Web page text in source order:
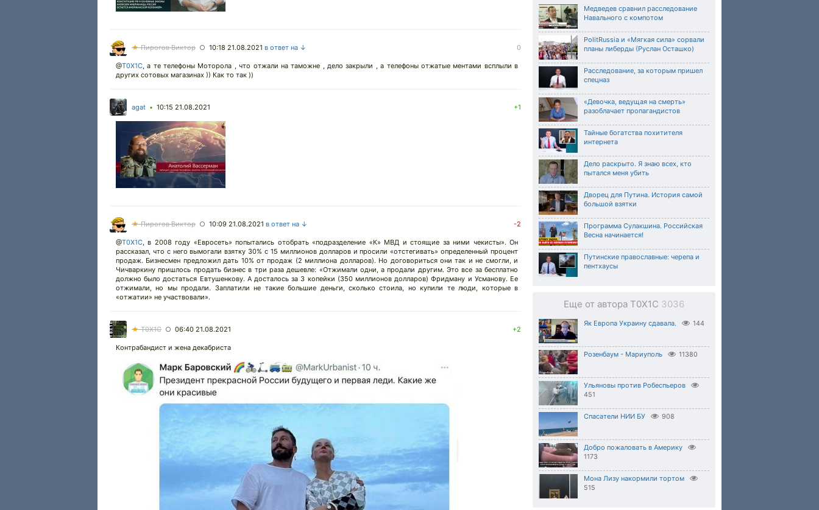
Медведев сравнил расследование
Навального с компотом
PolitRussia и «Мягкая сила» сорвали
планы либерды (Руслан Осташко)
Расследование, за которым пришел
спецназ
«Девочка, ведущая на смерть»
разоблачает пропагандистов
Тайные богатства похитителя
интернета
Дело раскрыто. Я знаю всех, кто
пытался меня убить
Дворец для Путина. История самой
большой взятки
Программа Сулакшина. Российская
Весна начинается!
Путинские православные: черепа и
пентхаусы
Еще от автора T0X1C 3036
Як Европа Украину сдавала. 144
Розенбаум - Мариуполь 11380
Ульяновы против Робеспьеров
451
Спасатели НИИ БУ 908
Добро пожаловать в Америку
1173
Мона Лизу накормили тортом
515
★Пирогов Виктор ○ 10:18 21.08.2021 в ответ на ↓ 0
@T0X1C, а те телефоны Моторола , что отжали на таможне , дело закрыли , а телефоны отжатые ментами всплыли в
других сотовых магазинах )) Как то так ))
agat • 10:15 21.08.2021 +1
★Пирогов Виктор ○ 10:09 21.08.2021 в ответ на ↓ -2
@T0X1C, в 2008 году «Евросеть» попытались отобрать «подразделение «К» МВД и стоящие за ними чекисты». Он
рассказал, что с него вымогали взятку 30% с 15 миллионов долларов и просили «отстегивать» определенный процент
продаж. Бизнесмен предложил дать 10% от продаж (2 миллиона долларов). Но договориться они так и не смогли, и
Чичваркину пришлось продать бизнес в три раза дешевле: «Отжимали одни, а продали другим. Это все за бесплатно
должно было достаться Евтушенкову. А досталось за 3 копейки (350 миллионов долларов) Фридману и Усманову. Ее
отжимали, но мы продали. Заплатили не такие большие деньги, сколько стоила, но купили те люди, которые в
«отжатии» не участвовали».
★T0X1C ○ 06:40 21.08.2021 +2
Контрабандист и жена декабриста